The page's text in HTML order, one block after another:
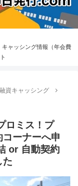
ャッシング情報（年会費
資キャッシング
ロミス！プ
ーナーへ申
or 自動契約
た